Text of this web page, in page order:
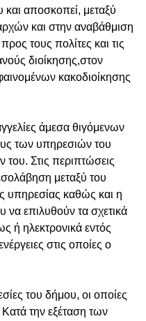
αποσκοπεί, μεταξύ
και στην αναβάθμιση
τους πολίτες και τις
διοίκησης,στον
κακοδιοίκησης
άμεσα θιγόμενων
των υπηρεσιών του
Στις περιπτώσεις
μεταξύ του
υπηρεσίας καθώς και η
επιλυθούν τα σχετικά
ή ηλεκτρονικά εντός
στις οποίες ο
του δήμου, οι οποίες
την εξέταση των